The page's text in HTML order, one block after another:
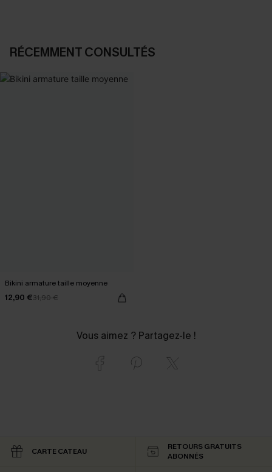
RÉCEMMENT CONSULTÉS
Bikini armature taille moyenne
12,90 €31,90 €
Vous aimez ? Partagez-le !
CARTE CATEAU
RETOURS GRATUITS
ABONNÉS